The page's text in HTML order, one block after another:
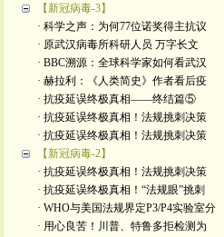
【新冠病毒-3】
· 科学之声：为何77位诺奖得主抗议
· 原武汉病毒所科研人员 万字长文
· BBC溯源：全球科学家如何看武汉
· 赫拉利：《人类简史》作者看后疫
· 抗疫延误终极真相——终结篇⑤
· 抗疫延误终极真相！法规挑刺决策
· 抗疫延误终极真相！法规挑刺决策
【新冠病毒-2】
· 抗疫延误终极真相！法规挑刺决策
· 抗疫延误终极真相！“法规眼”挑刺
· WHO与美国法规界定P3/P4实验室分
· 用心良苦！川普、特鲁多拒检测为